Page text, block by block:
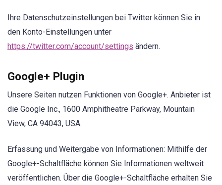
Ihre Datenschutzeinstellungen bei Twitter können Sie in
den Konto-Einstellungen unter
https://twitter.com/account/settings ändern.
Google+ Plugin
Unsere Seiten nutzen Funktionen von Google+. Anbieter ist
die Google Inc., 1600 Amphitheatre Parkway, Mountain
View, CA 94043, USA.
Erfassung und Weitergabe von Informationen: Mithilfe der
Google+-Schaltfläche können Sie Informationen weltweit
veröffentlichen. Über die Google+-Schaltfläche erhalten Sie